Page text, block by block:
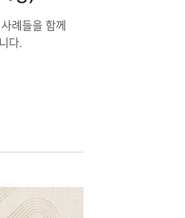
례들을 함께
다.